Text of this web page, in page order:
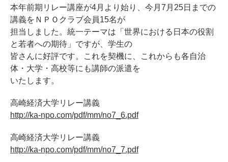
本年前期リレー講座が4月より始り、今月7月25日までの
講義をＮＰＯクラブ会員15名が
担当しました。統一テーマは「世界における日本の役割
と若者への期待」ですが、学生の
皆さんに好評です。これを契機に、これからも各自治
体・大学・高校等にも講師の派遣を
いたします。
高崎経済大学リレー講義
http://ka-npo.com/pdf/mm/no7_6.pdf
高崎経済大学リレー講義
http://ka-npo.com/pdf/mm/no7_7.pdf